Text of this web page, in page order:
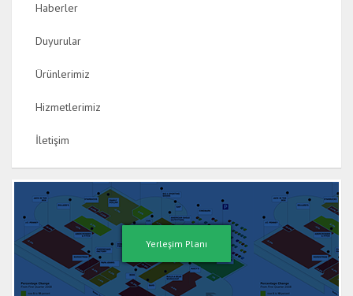
Haberler
Duyurular
Ürünlerimiz
Hizmetlerimiz
İletişim
Yerleşim Planı